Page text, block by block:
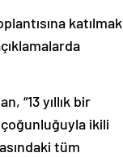
katılmak
“13 yıllık bir
ikili
tüm